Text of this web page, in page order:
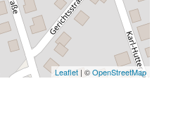
Leaflet | ©OpenStreetMap